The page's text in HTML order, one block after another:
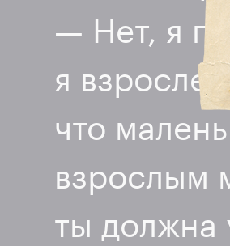
— Нет, я
я
что
взрослым
ты должна